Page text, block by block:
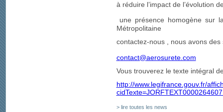
à réduire l’impact de l’évolution
une présence homogène sur
Métropolitaine
contactez-nous , nous avons
contact@aerosurete.com
Vous trouverez le texte intégral
http://www.legifrance.gouv.fr/
> lire toutes les news